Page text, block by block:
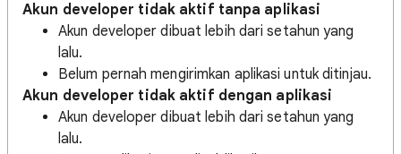
Akun developer tidak aktif tanpa aplikasi
Akun developer dibuat lebih dari setahun yang
lalu.
Belum pernah mengirimkan aplikasi untuk ditinjau.
Akun developer tidak aktif dengan aplikasi
Akun developer dibuat lebih dari setahun yang
lalu.